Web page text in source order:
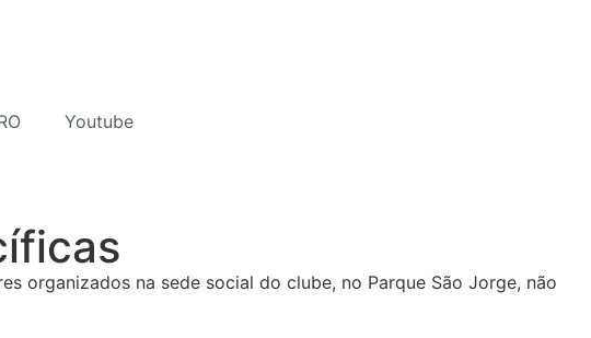
Youtube
organizados na sede social do clube, no Parque São Jorge, não